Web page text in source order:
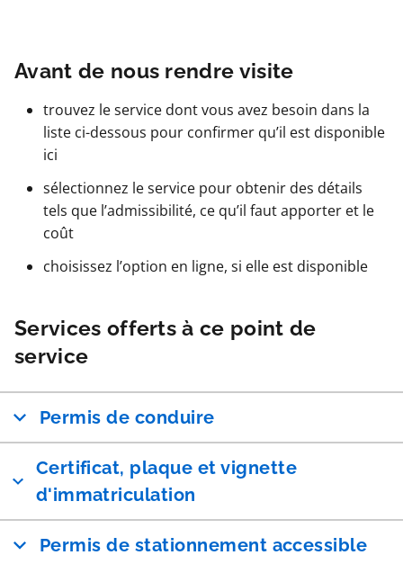
Avant de nous rendre visite
trouvez le service dont vous avez besoin dans la
liste ci-dessous pour confirmer qu’il est disponible
ici
sélectionnez le service pour obtenir des détails
tels que l’admissibilité, ce qu’il faut apporter et le
coût
choisissez l’option en ligne, si elle est disponible
Services offerts à ce point de
service
Permis de conduire
Certificat, plaque et vignette
d'immatriculation
Permis de stationnement accessible